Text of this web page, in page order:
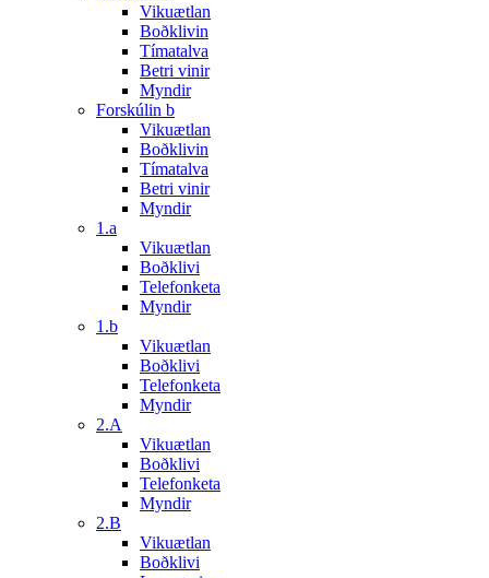
Vikuætlan
Boðklivin
Tímatalva
Betri vinir
Myndir
Forskúlin b
Vikuætlan
Boðklivin
Tímatalva
Betri vinir
Myndir
1.a
Vikuætlan
Boðklivi
Telefonketa
Myndir
1.b
Vikuætlan
Boðklivi
Telefonketa
Myndir
2.A
Vikuætlan
Boðklivi
Telefonketa
Myndir
2.B
Vikuætlan
Boðklivi